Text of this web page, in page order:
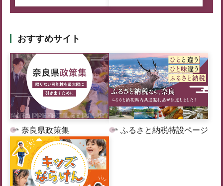
おすすめサイト
奈良県政策集 ふるさと納税特設ページ